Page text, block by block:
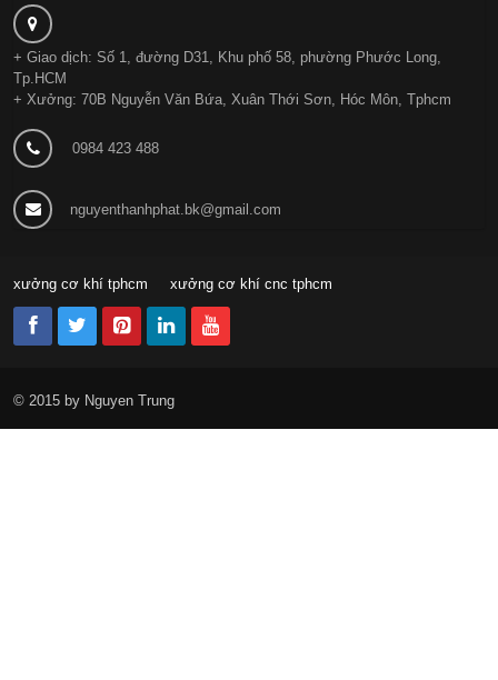
+ Giao dịch: Số 1, đường D31, Khu phố 58, phường Phước Long,
Tp.HCM
+ Xưởng: 70B Nguyễn Văn Bứa, Xuân Thới Sơn, Hóc Môn, Tphcm
0984 423 488
nguyenthanhphat.bk@gmail.com
xưởng cơ khí tphcm xưởng cơ khí cnc tphcm
© 2015 by Nguyen Trung